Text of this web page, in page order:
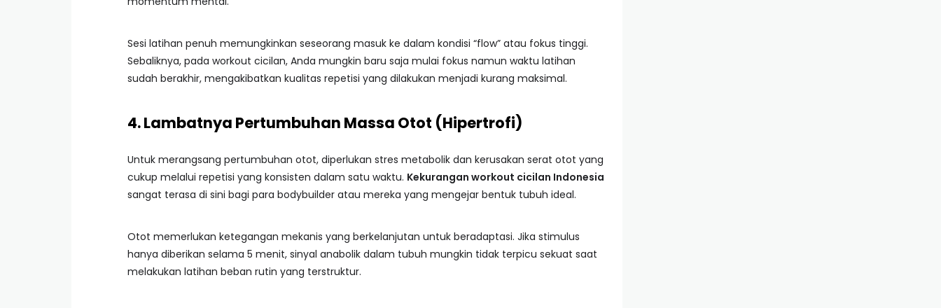
Sesi latihan penuh memungkinkan seseorang masuk ke dalam kondisi “flow” atau fokus tinggi.
Sebaliknya, pada workout cicilan, Anda mungkin baru saja mulai fokus namun waktu latihan
sudah berakhir, mengakibatkan kualitas repetisi yang dilakukan menjadi kurang maksimal.
4. Lambatnya Pertumbuhan Massa Otot (Hipertrofi)
Untuk merangsang pertumbuhan otot, diperlukan stres metabolik dan kerusakan serat otot yang
cukup melalui repetisi yang konsisten dalam satu waktu. Kekurangan workout cicilan Indonesia
sangat terasa di sini bagi para bodybuilder atau mereka yang mengejar bentuk tubuh ideal.
Otot memerlukan ketegangan mekanis yang berkelanjutan untuk beradaptasi. Jika stimulus
hanya diberikan selama 5 menit, sinyal anabolik dalam tubuh mungkin tidak terpicu sekuat saat
melakukan latihan beban rutin yang terstruktur.